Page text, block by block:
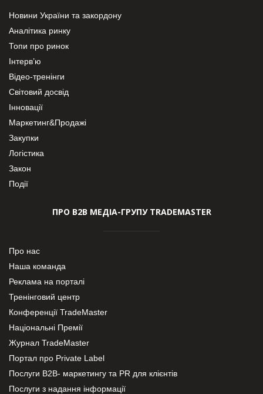
Новини України та закордону
Аналітика ринку
Топи про ринок
Інтерв’ю
Відео-тренінги
Світовий досвід
Інновації
Маркетинг&Продажі
Закупки
Логістика
Закон
Події
ПРО В2В МЕДІА-ГРУПУ TRADEMASTER
Про нас
Наша команда
Реклама на порталі
Тренінговий центр
Конференції TradeMaster
Національні Премії
Журнал TradeMaster
Портал про Private Label
Послуги В2В- маркетингу та PR для клієнтів
Послуги з надання інформації